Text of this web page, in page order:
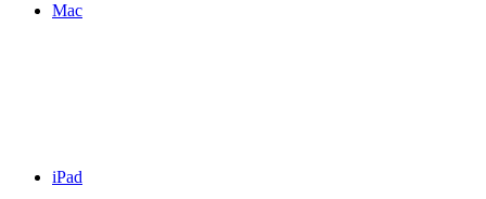
Mac
iPad